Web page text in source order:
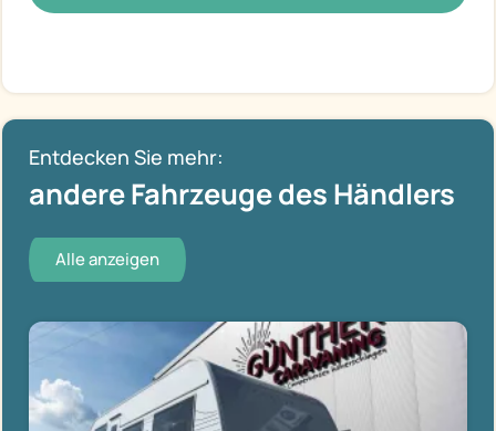
Entdecken Sie mehr:
andere Fahrzeuge des Händlers
Alle anzeigen